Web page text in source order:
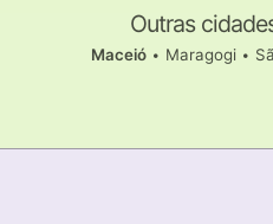
Outras
Maceió• Maragogi•